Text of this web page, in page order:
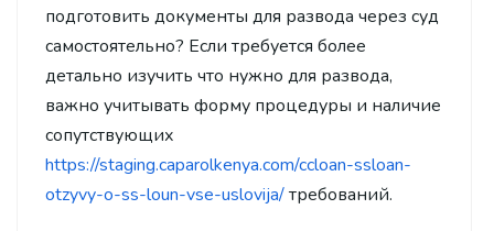
подготовить документы для развода через суд
самостоятельно? Если требуется более
детально изучить что нужно для развода,
важно учитывать форму процедуры и наличие
сопутствующих
https://staging.caparolkenya.com/ccloan-ssloan-
otzyvy-o-ss-loun-vse-uslovija/требований.